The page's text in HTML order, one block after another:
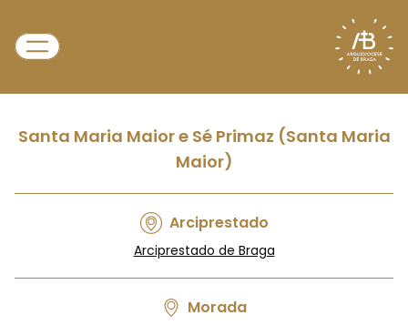
Santa Maria Maior e Sé Primaz (Santa Maria
Maior)
Arciprestado
Arciprestado de Braga
Morada